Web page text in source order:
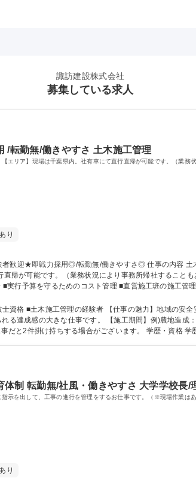
諏訪建設株式会社
募集している求人
/転勤無/働きやすさ 土木施工管理
エリア】現場は千葉県内。社有車にて直行直帰が可能です。（業務
り
業務状況により事務所帰社することもあります。） 【具体的な業務内容】
実行予算を守るためのコスト管理 ■直営施工班の施工管
造成工事、橋梁工事、土地造成工事等） ■舗装工事（アス
働きやすさ◎
が増えているた
る達成感の大きな仕事です。 【施工期間】例)農地造成
学歴・資格 学歴：大学院 大学 高専 短大 専修学校 高校 語学力： 資
体制 転勤無/社風・働きやすさ 大学学校長/
示を出して、工事の進行を管理をするお仕事です。（※現場作業はあ
り